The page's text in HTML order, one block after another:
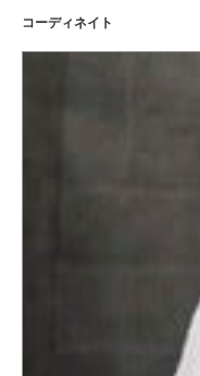
STORE
コーディネイト